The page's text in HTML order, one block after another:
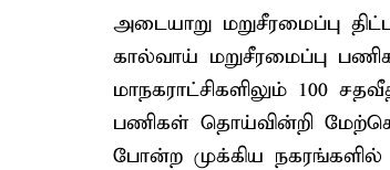
அடையாறு மறுசீரமைப்பு
கால்வாய் மறுசீரமைப்பு
மாநகராட்சிகளிலும் 100
பணிகள் தொய்வின்றி
போன்ற முக்கிய